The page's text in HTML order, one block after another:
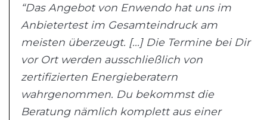
“Das Angebot von Enwendo hat uns im
Anbietertest im Gesamteindruck am
meisten überzeugt. [...] Die Termine bei Dir
vor Ort werden ausschließlich von
zertifizierten Energieberatern
wahrgenommen. Du bekommst die
Beratung nämlich komplett aus einer